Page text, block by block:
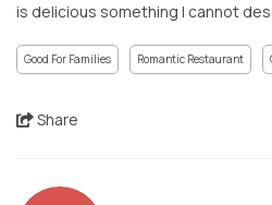
is delicious something I cannot
Good For Families Romantic Restaurant
Share